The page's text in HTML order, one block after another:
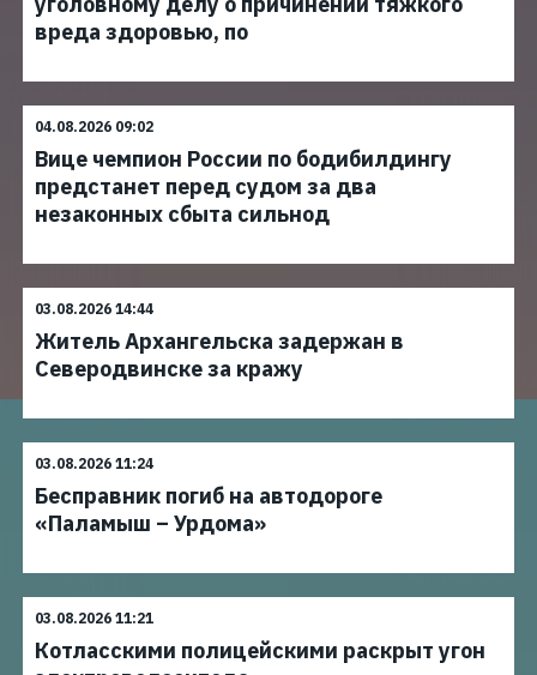
вреда здоровью, по
04.08.2026 09:02
Вице чемпион России по бодибилдингу
предстанет перед судом за два
незаконных сбыта сильнод
03.08.2026 14:44
Житель Архангельска задержан в
Северодвинске за кражу
03.08.2026 11:24
Бесправник погиб на автодороге
«Паламыш – Урдома»
03.08.2026 11:21
Котласскими полицейскими раскрыт угон